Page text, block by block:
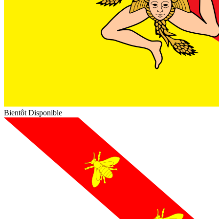
Bientôt Disponible